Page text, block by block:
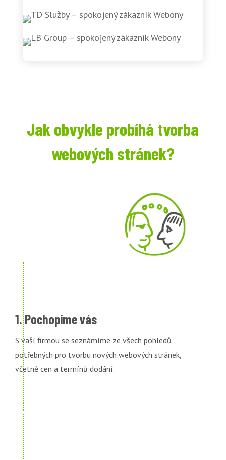
Jak obvykle probíhá tvorba
webových stránek?
1. Pochopíme vás
S vaší firmou se seznámíme ze všech pohledů
potřebných pro tvorbu nových webových stránek,
včetně cen a termínů dodání.